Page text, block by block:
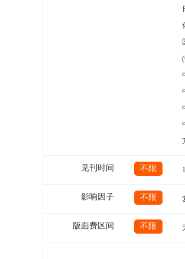
见刊时间 不限
影响因子 不限
版面费区间 不限